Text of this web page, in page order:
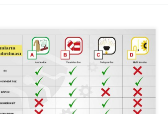
Sınıflandırılması Yangınları yanmakta olan
göre 4 sınıfta toplayabiliriz. A sınıfı yangınlar:
kağıt, elyaf, pamuk gibi katı madde yangınlarıdır.
yangınlar: Benzin, benzol, yağlar, yağlı boyalar,
katran gibi yanabilen sıvılar bu sınıfa girer. C sınıfı
Metan, propan, LPG, asetilen, havagazı,
gibi parlayıcı gazlar […]